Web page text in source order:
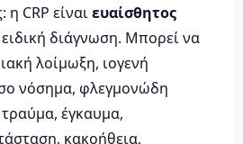
CRP είναιευαίσθητος
διάγνωση. Μπορεί να
λοίμωξη, ιογενή
νόσημα, φλεγμονώδη
έγκαυμα,
κακοήθεια,